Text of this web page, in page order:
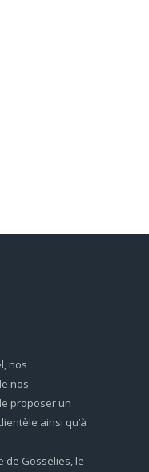
nos
nos
proposer un
ainsi qu’à
de Gosselies, le